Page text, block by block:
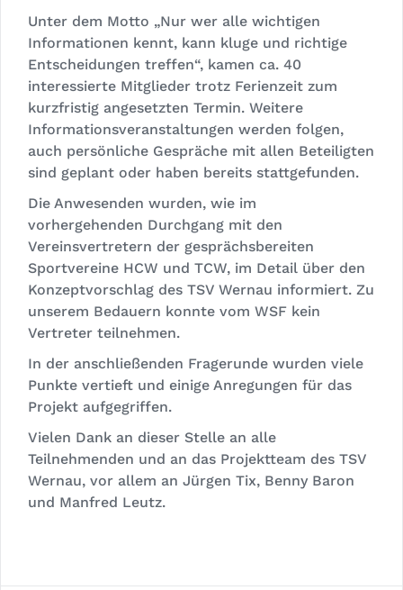
Unter dem Motto „Nur wer alle wichtigen
Informationen kennt, kann kluge und richtige
Entscheidungen treffen“, kamen ca. 40
interessierte Mitglieder trotz Ferienzeit zum
kurzfristig angesetzten Termin. Weitere
Informationsveranstaltungen werden folgen,
auch persönliche Gespräche mit allen Beteiligten
sind geplant oder haben bereits stattgefunden.
Die Anwesenden wurden, wie im
vorhergehenden Durchgang mit den
Vereinsvertretern der gesprächsbereiten
Sportvereine HCW und TCW, im Detail über den
Konzeptvorschlag des TSV Wernau informiert. Zu
unserem Bedauern konnte vom WSF kein
Vertreter teilnehmen.
In der anschließenden Fragerunde wurden viele
Punkte vertieft und einige Anregungen für das
Projekt aufgegriffen.
Vielen Dank an dieser Stelle an alle
Teilnehmenden und an das Projektteam des TSV
Wernau, vor allem an Jürgen Tix, Benny Baron
und Manfred Leutz.